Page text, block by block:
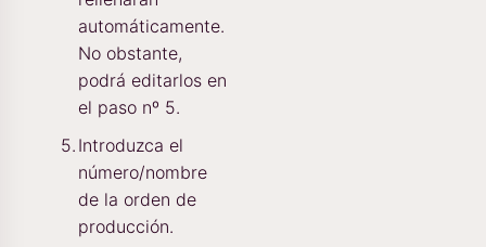
automáticamente.
No obstante,
podrá editarlos en
el paso nº 5.
Introduzca el
número/nombre
de la orden de
producción.